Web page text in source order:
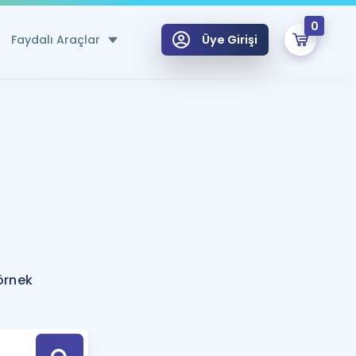
Faydalı Araçlar
Hesaplama Aracı
için Öneriler
Tek Takvimde
Üye Girişi
0